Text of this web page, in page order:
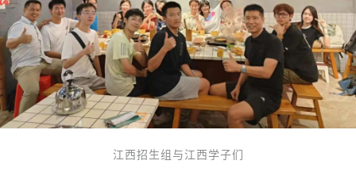
江西招生组与江西学子们